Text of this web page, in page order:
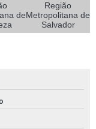
de
Região
Metropolitana de
Salvador